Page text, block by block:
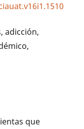
adicción,
que